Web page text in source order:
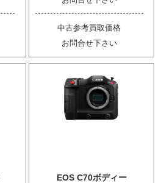
中古参考買取価格
お問合せ下さい
EOS C70ボディー